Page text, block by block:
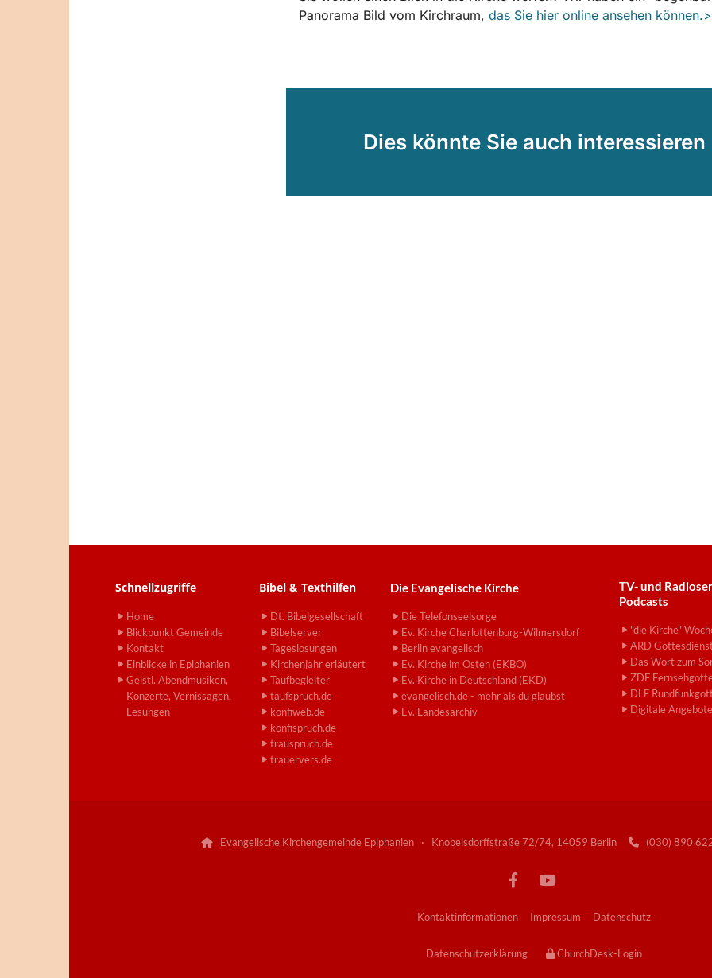
Panorama Bild vom Kirchraum, das Sie hier online ansehen
Dies könnte Sie auch interessieren
Schnellzugriffe
Home
Blickpunkt Gemeinde
Kontakt
Einblicke in Epiphanien
Geistl. Abendmusiken,
Konzerte, Vernissagen,
Lesungen
Bibel & Texthilfen
Dt. Bibelgesellschaft
Bibelserver
Tageslosungen
Kirchenjahr erläutert
Taufbegleiter
taufspruch.de
konfiweb.de
konfispruch.de
trauspruch.de
trauervers.de
Die Evangelische Kirche
Die Telefonseelsorge
Ev. Kirche Charlottenburg-Wilmersdorf
Berlin evangelisch
Ev. Kirche im Osten (EKBO)
Ev. Kirche in Deutschland (EKD)
evangelisch.de - mehr als du glaubst
Ev. Landesarchiv
TV- und
Podcasts
"die Kirche"
ARD
Das Wort zum
ZDF
DLF
Digitale
Evangelische Kirchengemeinde Epiphanien · Knobelsdorffstraße 72/74, 14059 Berlin (030) 890
Kontaktinformationen Impressum Datenschutz
Datenschutzerklärung ChurchDesk-Login